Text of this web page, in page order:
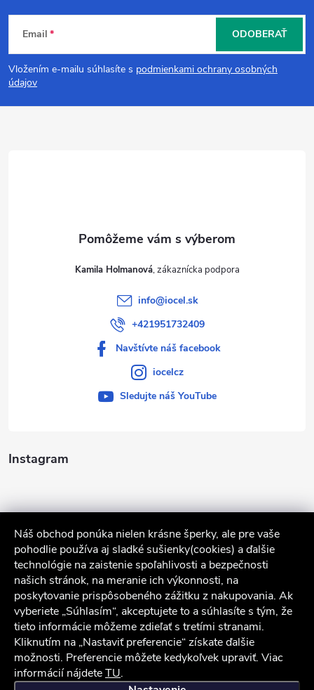
Náš obchod ponúka nielen krásne šperky, ale pre vaše
pohodlie používa aj sladké sušienky(cookies) a ďalšie
technológie na zaistenie spoľahlivosti a bezpečnosti
našich stránok, na meranie ich výkonnosti, na
poskytovanie prispôsobeného zážitku z nakupovania. Ak
vyberiete „Súhlasím“, akceptujete to a súhlasíte s tým, že
tieto informácie môžeme zdieľať s tretími stranami.
Kliknutím na „Nastaviť preferencie“ získate ďalšie
možnosti. Preferencie môžete kedykoľvek upraviť. Viac
informácií nájdeteTU.
Z
á
p
Email
Vložením e-mailu súhlasíte s podmienkami ochrany osobných
údajov
ODOBERAŤ
Instagram
Sledovať na Instagrame
Služby zákazníkom
Kamila Holmanová
info@iocel.sk
+421951732409
Navštívte náš facebook
iocelcz
Sledujte náš YouTube
iocel.sk Obchodné podmienky Ochrana osobných údajov